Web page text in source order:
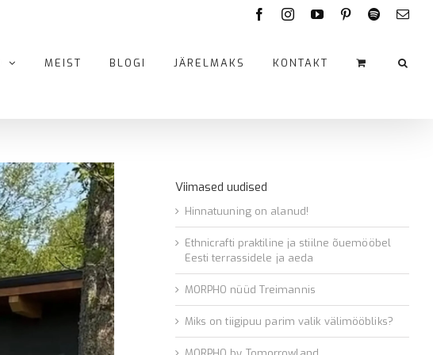
FacebookInstagramYouTubePinterestSpotify
MEIST BLOGI JÄRELMAKS KONTAKT
Viimased uudised
Hinnatuuning on alanud!
Ethnicrafti praktiline ja stiilne õuemööbel
Eesti terrassidele ja aeda
MORPHO nüüd Treimannis
Miks on tiigipuu parim valik välimööbliks?